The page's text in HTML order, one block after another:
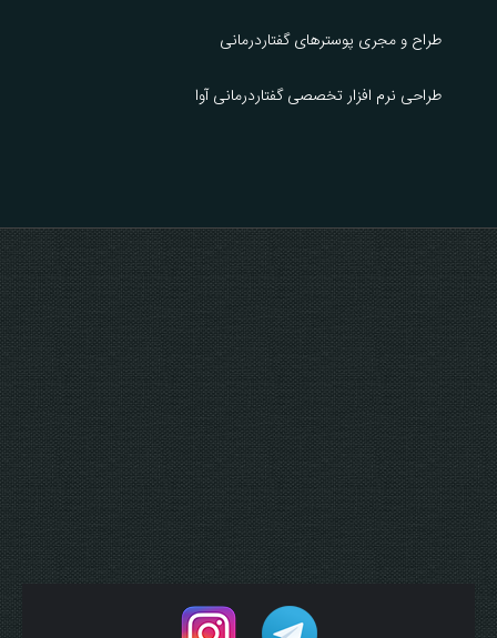
طراح و مجری پوسترهای گفتاردرمانی
طراحی نرم افزار تخصصی گفتاردرمانی آوا